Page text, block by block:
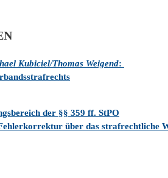
Kubiciel/Thomas Weigend:
der §§ 359 ff. StPO
über das strafrechtliche